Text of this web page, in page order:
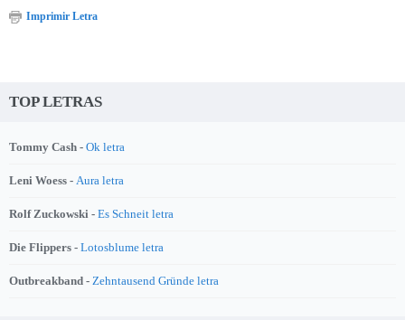
Imprimir Letra
TOP LETRAS
Tommy Cash - Ok letra
Leni Woess - Aura letra
Rolf Zuckowski - Es Schneit letra
Die Flippers - Lotosblume letra
Outbreakband - Zehntausend Gründe letra